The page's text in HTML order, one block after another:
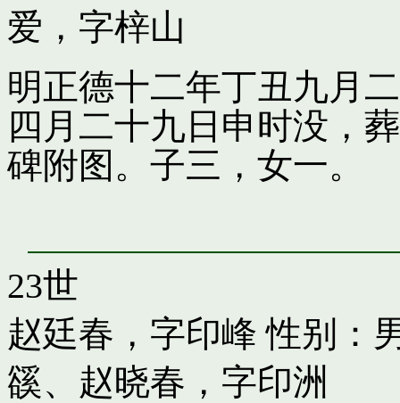
爱，字梓山
明正德十二年丁丑九月
四月二十九日申时没，
碑附图。子三，女一。
23世
赵廷春，字印峰 性别：
豀、 赵晓春，字印洲